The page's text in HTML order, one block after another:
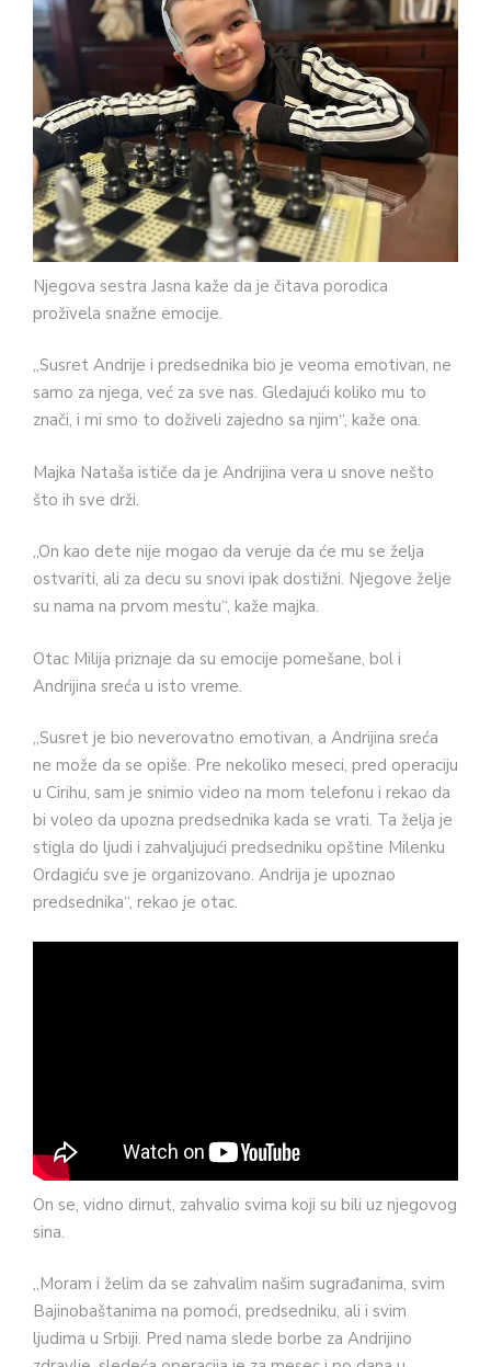
Njegova sestra Jasna kaže da je čitava porodica
proživela snažne emocije.
„Susret Andrije i predsednika bio je veoma emotivan, ne
samo za njega, već za sve nas. Gledajući koliko mu to
znači, i mi smo to doživeli zajedno sa njim“, kaže ona.
Majka Nataša ističe da je Andrijina vera u snove nešto
što ih sve drži.
„On kao dete nije mogao da veruje da će mu se želja
ostvariti, ali za decu su snovi ipak dostižni. Njegove želje
su nama na prvom mestu“, kaže majka.
Otac Milija priznaje da su emocije pomešane, bol i
Andrijina sreća u isto vreme.
„Susret je bio neverovatno emotivan, a Andrijina sreća
ne može da se opiše. Pre nekoliko meseci, pred operaciju
u Cirihu, sam je snimio video na mom telefonu i rekao da
bi voleo da upozna predsednika kada se vrati. Ta želja je
stigla do ljudi i zahvaljujući predsedniku opštine Milenku
Ordagiću sve je organizovano. Andrija je upoznao
predsednika“, rekao je otac.
On se, vidno dirnut, zahvalio svima koji su bili uz njegovog
sina.
„Moram i želim da se zahvalim našim sugrađanima, svim
Bajinobaštanima na pomoći, predsedniku, ali i svim
ljudima u Srbiji. Pred nama slede borbe za Andrijino